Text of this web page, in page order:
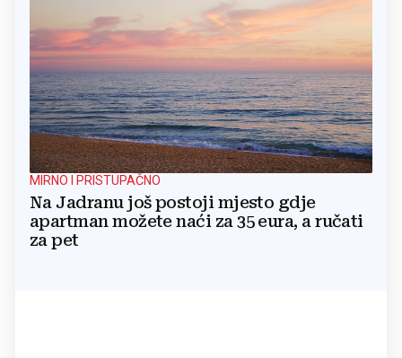
MIRNO I PRISTUPAČNO
Na Jadranu još postoji mjesto gdje
apartman možete naći za 35 eura, a ručati
za pet